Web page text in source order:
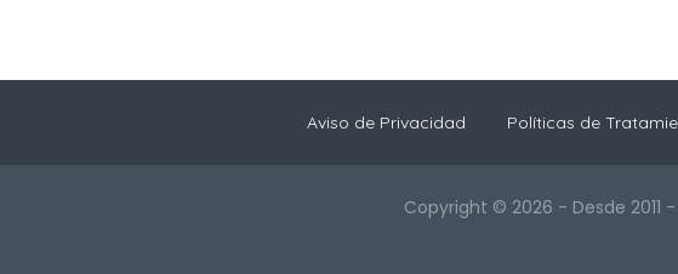
Aviso de Privacidad Políticas de
Copyright © 2026 - Desde 2011